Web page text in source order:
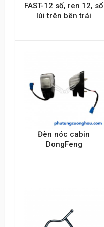
FAST-12 số, ren 12, số
lùi trên bên trái
Đèn nóc cabin
DongFeng